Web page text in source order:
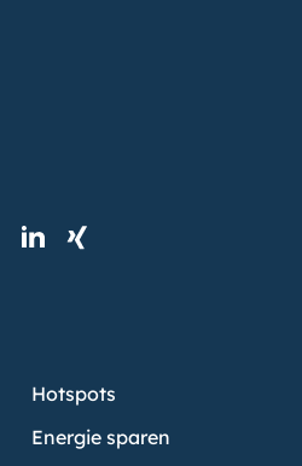
Hotspots
Energie sparen